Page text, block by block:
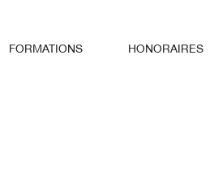
FORMATIONS HONORAIRES